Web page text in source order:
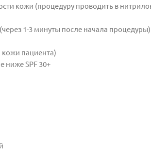
кожи (процедуру проводить в
1-3 минуты после начала
кожи пациента)
ниже SPF 30+